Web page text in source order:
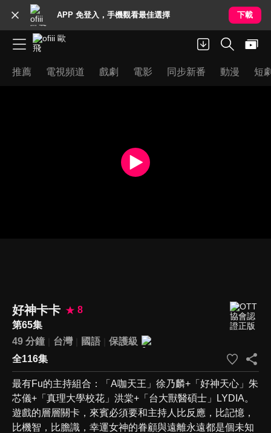
APP 免登入，手機觀看最佳選擇 下載
推薦 電視頻道 戲劇 電影 同步新番 動漫 短
好神卡卡
8
第65集
49 分鐘
台灣 國語
保護級
全116集
最有Fu的主持組合：「A咖天王」徐乃麟+「好神天心」朱
芯儀+「真理大學校花」洪棠+「台大獸醫碩士」LYDIA。
遊戲的層層關卡，來賓必須要和主持人比反應，比記憶，
比機智，比膽識，幸運女神的眷顧與遠離永遠都是個未知